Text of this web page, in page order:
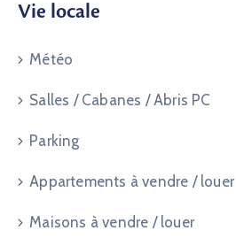
Vie locale
Météo
Salles / Cabanes / Abris PC
Parking
Appartements à vendre / louer
Maisons à vendre / louer